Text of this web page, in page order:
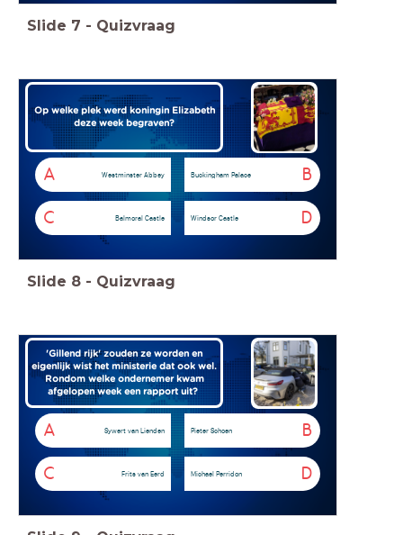
Slide 7 - Quizvraag
Op welke plek werd koningin Elizabeth
deze week begraven?
A Westminster Abbey B
Buckingham Palace
C Balmoral Castle D
Windsor Castle
Slide 8 - Quizvraag
'Gillend rijk' zouden ze worden en
eigenlijk wist het ministerie dat ook wel.
Rondom welke ondernemer kwam
afgelopen week een rapport uit?
A Sywert van Lienden B
Pieter Schoen
C Frits van Eerd D
Michael Perridon